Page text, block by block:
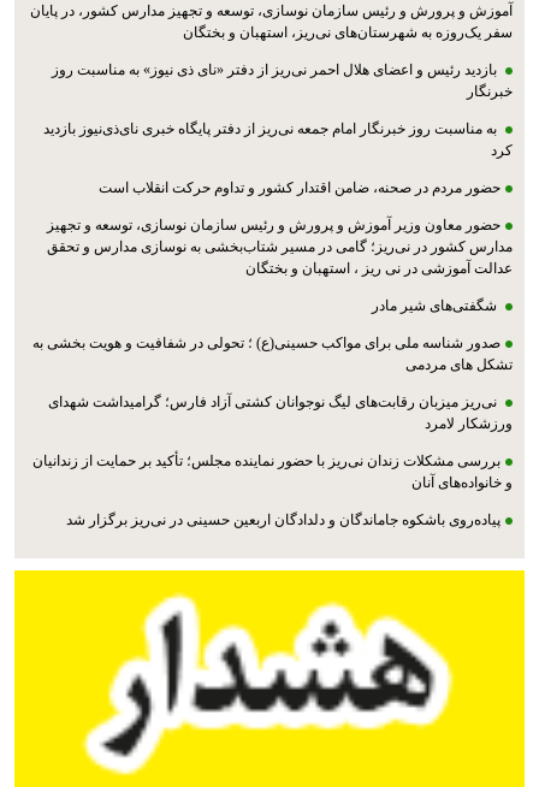
آموزش و پرورش و رئیس سازمان نوسازی، توسعه و تجهیز مدارس کشور، در پایان
سفر یک‌روزه به شهرستان‌های نی‌ریز، استهبان و بختگان
بازدید رئیس و اعضای هلال احمر نی‌ریز از دفتر «نای ذی نیوز» به مناسبت روز
خبرنگار
به مناسبت روز خبرنگار امام جمعه نی‌ریز از دفتر پایگاه خبری نای‌ذی‌نیوز بازدید
کرد
حضور مردم در صحنه، ضامن اقتدار کشور و تداوم حرکت انقلاب است
حضور معاون وزیر آموزش و پرورش و رئیس سازمان نوسازی، توسعه و تجهیز
مدارس کشور در نی‌ریز؛ گامی در مسیر شتاب‌بخشی به نوسازی مدارس و تحقق
عدالت آموزشی در نی ریز ، استهبان و بختگان
شگفتی‌های شیر مادر
صدور شناسه ملی برای مواکب حسینی(ع) ؛ تحولی در شفافیت و هویت بخشی به
تشکل های مردمی
نی‌ریز میزبان رقابت‌های لیگ نوجوانان کشتی آزاد فارس؛ گرامیداشت شهدای
ورزشکار لامرد
بررسی مشکلات زندان نی‌ریز با حضور نماینده مجلس؛ تأکید بر حمایت از زندانیان
و خانواده‌های آنان
پیاده‌روی باشکوه جاماندگان و دلدادگان اربعین حسینی در نی‌ریز برگزار شد